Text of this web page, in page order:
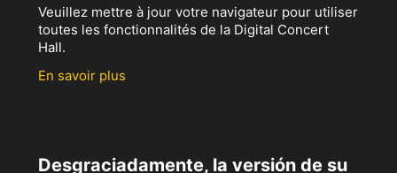
Veuillez mettre à jour votre navigateur pour utiliser
toutes les fonctionnalités de la Digital Concert
Hall.
En savoir plus
Desgraciadamente, la versión de su